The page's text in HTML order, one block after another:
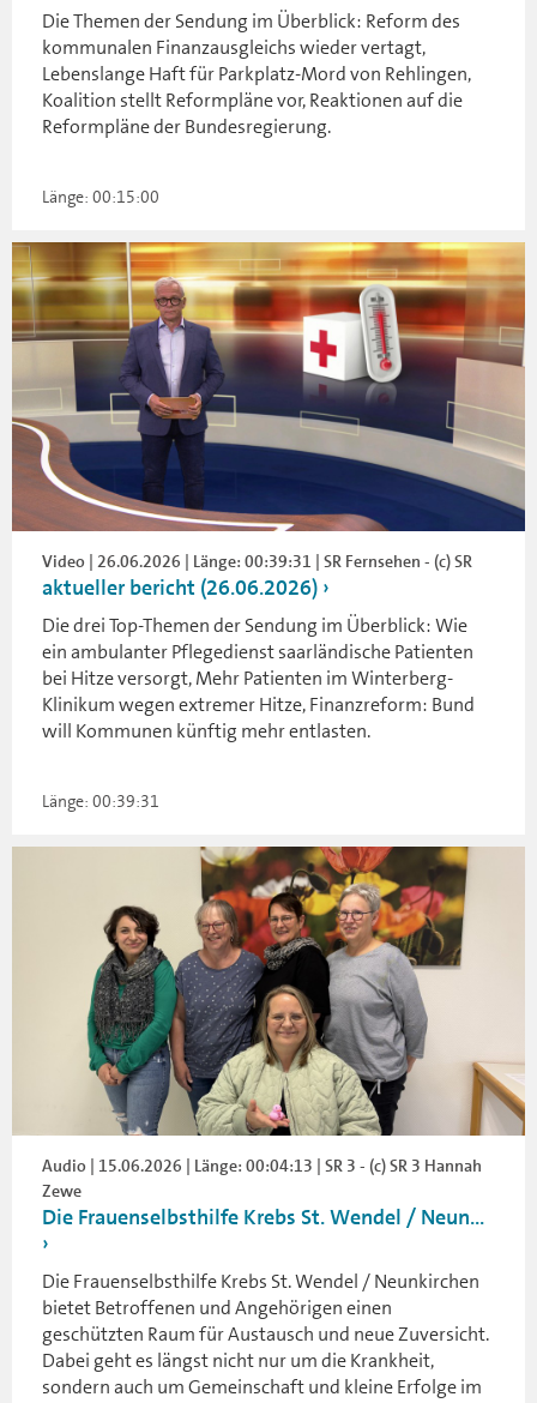
Die Themen der Sendung im Überblick: Reform des
kommunalen Finanzausgleichs wieder vertagt,
Lebenslange Haft für Parkplatz-Mord von Rehlingen,
Koalition stellt Reformpläne vor, Reaktionen auf die
Reformpläne der Bundesregierung.
Länge: 00:15:00
Video | 26.06.2026 | Länge: 00:39:31 | SR Fernsehen - (c) SR
aktueller bericht (26.06.2026)
Die drei Top-Themen der Sendung im Überblick: Wie
ein ambulanter Pflegedienst saarländische Patienten
bei Hitze versorgt, Mehr Patienten im Winterberg-
Klinikum wegen extremer Hitze, Finanzreform: Bund
will Kommunen künftig mehr entlasten.
Länge: 00:39:31
Audio | 15.06.2026 | Länge: 00:04:13 | SR 3 - (c) SR 3 Hannah
Zewe
Die Frauenselbsthilfe Krebs St. Wendel / Neun...
Die Frauenselbsthilfe Krebs St. Wendel / Neunkirchen
bietet Betroffenen und Angehörigen einen
geschützten Raum für Austausch und neue Zuversicht.
Dabei geht es längst nicht nur um die Krankheit,
sondern auch um Gemeinschaft und kleine Erfolge im